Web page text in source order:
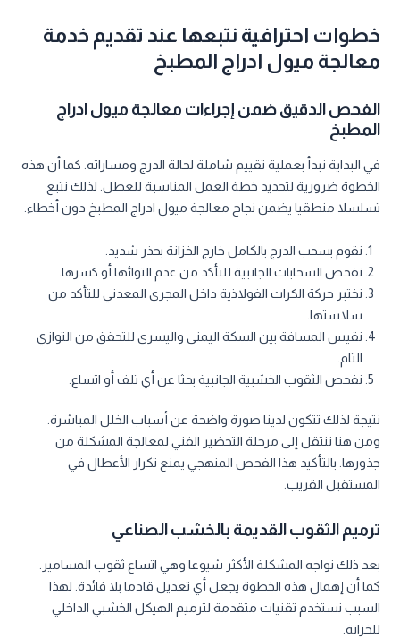
خطوات احترافية نتبعها عند تقديم خدمة
معالجة ميول ادراج المطبخ
الفحص الدقيق ضمن إجراءات معالجة ميول ادراج
المطبخ
في البداية نبدأ بعملية تقييم شاملة لحالة الدرج ومساراته. كما أن هذه
الخطوة ضرورية لتحديد خطة العمل المناسبة للعطل. لذلك نتبع
تسلسلا منطقيا يضمن نجاح معالجة ميول ادراج المطبخ دون أخطاء.
نقوم بسحب الدرج بالكامل خارج الخزانة بحذر شديد.
نفحص السحابات الجانبية للتأكد من عدم التوائها أو كسرها.
نختبر حركة الكرات الفولاذية داخل المجرى المعدني للتأكد من
سلاستها.
نقيس المسافة بين السكة اليمنى واليسرى للتحقق من التوازي
التام.
نفحص الثقوب الخشبية الجانبية بحثا عن أي تلف أو اتساع.
نتيجة لذلك تتكون لدينا صورة واضحة عن أسباب الخلل المباشرة.
ومن هنا ننتقل إلى مرحلة التحضير الفني لمعالجة المشكلة من
جذورها. بالتأكيد هذا الفحص المنهجي يمنع تكرار الأعطال في
المستقبل القريب.
ترميم الثقوب القديمة بالخشب الصناعي
بعد ذلك نواجه المشكلة الأكثر شيوعا وهي اتساع ثقوب المسامير.
كما أن إهمال هذه الخطوة يجعل أي تعديل قادما بلا فائدة. لهذا
السبب نستخدم تقنيات متقدمة لترميم الهيكل الخشبي الداخلي
للخزانة.